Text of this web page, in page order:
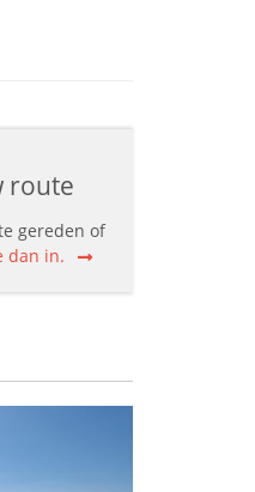
route
gereden of
dan in.